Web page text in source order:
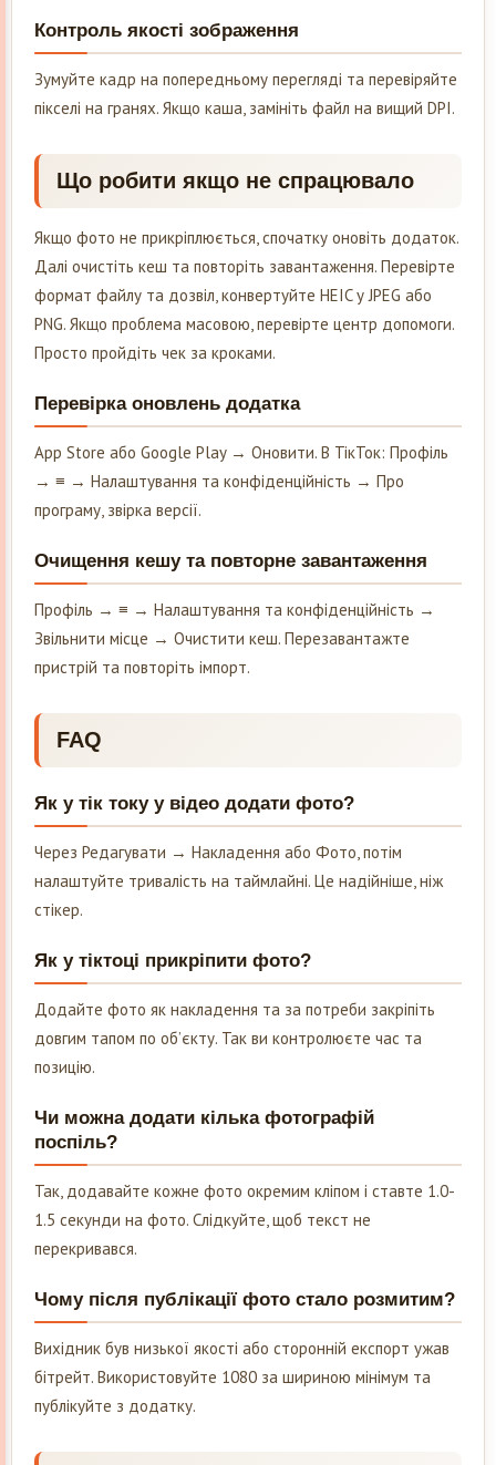
Контроль якості зображення
Зумуйте кадр на попередньому перегляді та перевіряйте
пікселі на гранях. Якщо каша, замініть файл на вищий DPI.
Що робити якщо не спрацювало
Якщо фото не прикріплюється, спочатку оновіть додаток.
Далі очистіть кеш та повторіть завантаження. Перевірте
формат файлу та дозвіл, конвертуйте HEIC у JPEG або
PNG. Якщо проблема масовою, перевірте центр допомоги.
Просто пройдіть чек за кроками.
Перевірка оновлень додатка
App Store або Google Play → Оновити. В ТікТок: Профіль
→ ≡ → Налаштування та конфіденційність → Про
програму, звірка версії.
Очищення кешу та повторне завантаження
Профіль → ≡ → Налаштування та конфіденційність →
Звільнити місце → Очистити кеш. Перезавантажте
пристрій та повторіть імпорт.
FAQ
Як у тік току у відео додати фото?
Через Редагувати → Накладення або Фото, потім
налаштуйте тривалість на таймлайні. Це надійніше, ніж
стікер.
Як у тіктоці прикріпити фото?
Додайте фото як накладення та за потреби закріпіть
довгим тапом по об’єкту. Так ви контролюєте час та
позицію.
Чи можна додати кілька фотографій
поспіль?
Так, додавайте кожне фото окремим кліпом і ставте 1.0-
1.5 секунди на фото. Слідкуйте, щоб текст не
перекривався.
Чому після публікації фото стало розмитим?
Вихідник був низької якості або сторонній експорт ужав
бітрейт. Використовуйте 1080 за шириною мінімум та
публікуйте з додатку.